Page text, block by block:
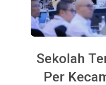
Sekolah
Per